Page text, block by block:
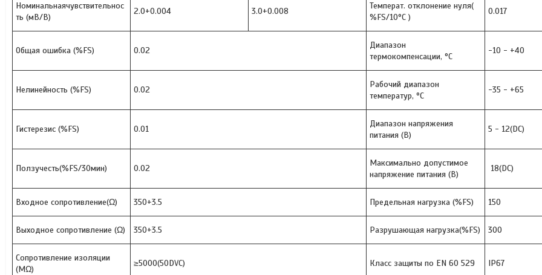
Номинальнаячувствительнос
ть (мВ/В)
2.0+0.004 3.0+0.008
Температ. отклонение нуля(
%FS/10°С )
0.017
Общая ошибка (%FS) 0.02
Диапазон
термокомпенсации, °С
-10 - +40
Нелинейность (%FS) 0.02
Рабочий диапазон
температур, °С
-35 - +65
Гистерезис (%FS) 0.01
Диапазон напряжения
питания (В)
5 - 12(DC)
Ползучесть(%FS/30мин) 0.02
Максимально допустимое
напряжение питания (В)
18(DC)
Входное сопротивление(Ω) 350+3.5 Предельная нагрузка (%FS) 150
Выходное сопротивление (Ω) 350+3.5 Разрушающая нагрузка(%FS) 300
Сопротивление изоляции
(MΩ)
≥5000(50DVC) Класс защиты по EN 60 529 IP67